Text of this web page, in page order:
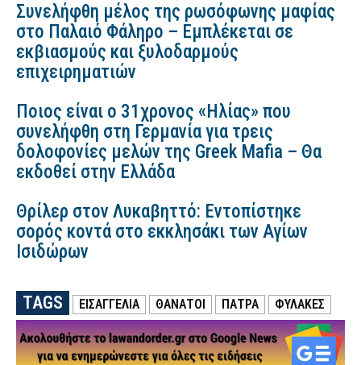
Συνελήφθη μέλος της ρωσόφωνης μαφίας
στο Παλαιό Φάληρο – Εμπλέκεται σε
εκβιασμούς και ξυλοδαρμούς
επιχειρηματιών
Ποιος είναι ο 31χρονος «Ηλίας» που
συνελήφθη στη Γερμανία για τρεις
δολοφονίες μελών της Greek Mafia – Θα
εκδοθεί στην Ελλάδα
Θρίλερ στον Λυκαβηττό: Εντοπίστηκε
σορός κοντά στο εκκλησάκι των Αγίων
Ισιδώρων
TAGS ΕΙΣΑΓΓΕΛΙΑ ΘΑΝΑΤΟΙ ΠΑΤΡΑ ΦΥΛΑΚΕΣ